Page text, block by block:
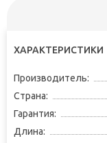
ХАРАКТЕРИСТИКИ
Производитель:
Страна:
Гарантия:
Длина: